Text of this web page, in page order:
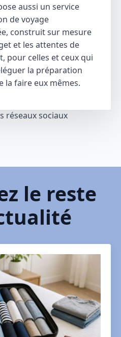
aussi un service
de voyage
construit sur mesure
et les attentes de
pour celles et ceux qui
la préparation
la faire eux mêmes.
réseaux sociaux
le reste